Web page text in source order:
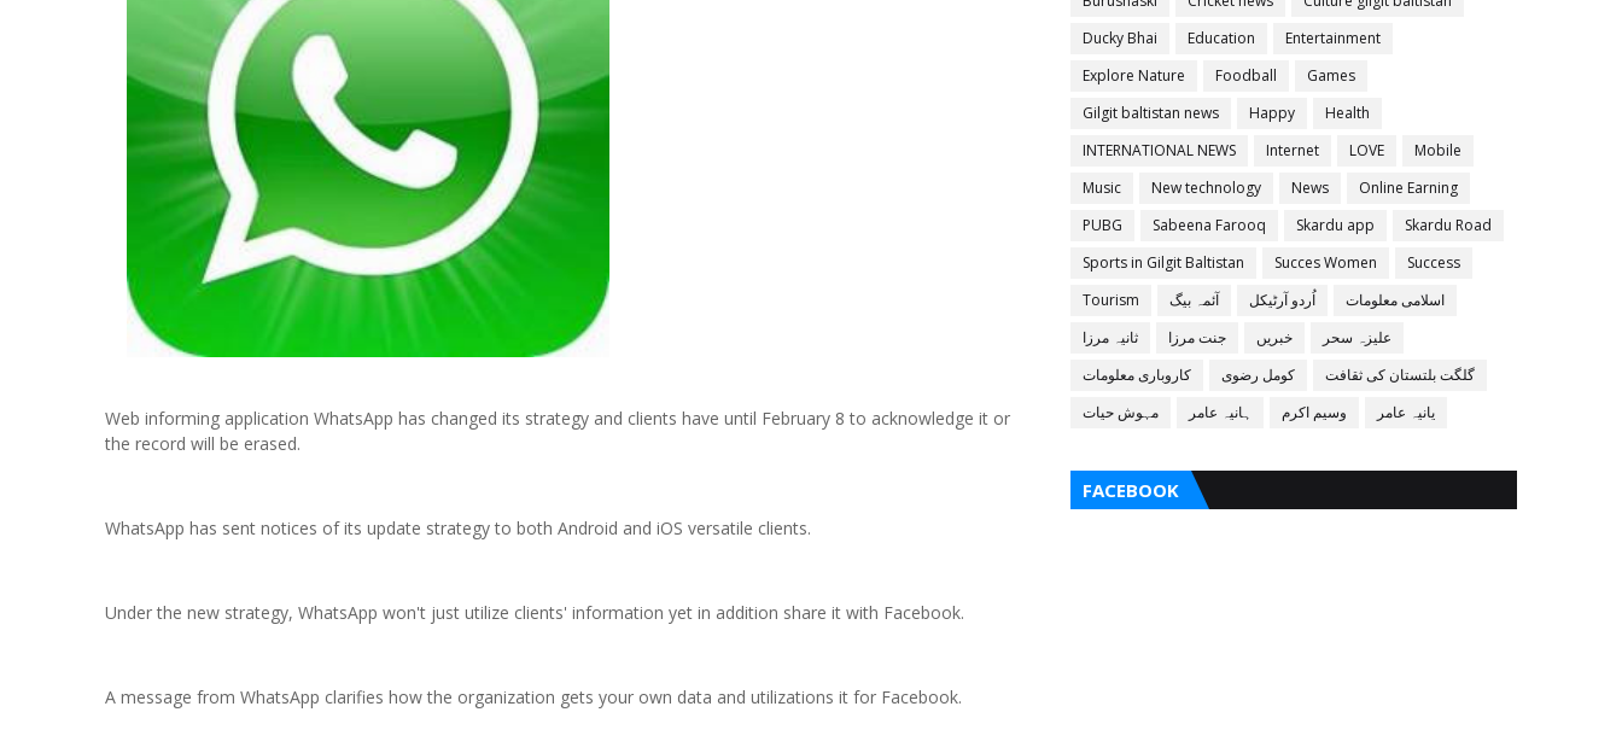
Web informing application WhatsApp has changed its strategy and clients have until February 8 to acknowledge it or
the record will be erased.
WhatsApp has sent notices of its update strategy to both Android and iOS versatile clients.
Under the new strategy, WhatsApp won't just utilize clients' information yet in addition share it with Facebook.
A message from WhatsApp clarifies how the organization gets your own data and utilizations it for Facebook.
Ducky Bhai
Education
Entertainment
Explore Nature
Foodball
Games
Gilgit baltistan news
Happy
Health
INTERNATIONAL NEWS
Internet LOVE
Mobile
Music
New technology News
Online Earning
PUBG
Sabeena Farooq Skardu app
Skardu Road
Sports in Gilgit Baltistan
Succes Women
Success
Tourism
آئمہ بیگ اُردو آرٹیکل
اسلامی معلومات
ثانیہ مرزا
جنت مرزا خبریں
علیزہ سحر
کاروباری معلومات
کومل رضوی
گلگت بلتستان کی ثقافت
مہوش حیات
ہانیہ عامر وسیم اکرم یانیہ عامر
FACEBOOK